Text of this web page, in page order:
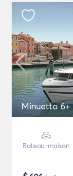
Minuetto 6+
Bateau-maison